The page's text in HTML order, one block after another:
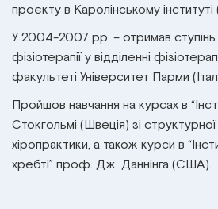
проєкту в Каролінському
У 2004-2007 рр. – отримав ступінь
фізіотерапії у відділенні
факультеті Університет Парми
Пройшов навчання на курсах в
Стокгольмі (Швеція) зі структурної
хіропрактики, а також курси в
хребті” проф. Дж. Даннінга (США).